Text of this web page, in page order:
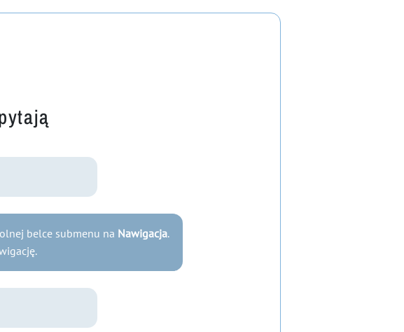
belce submenu na Nawigacja.